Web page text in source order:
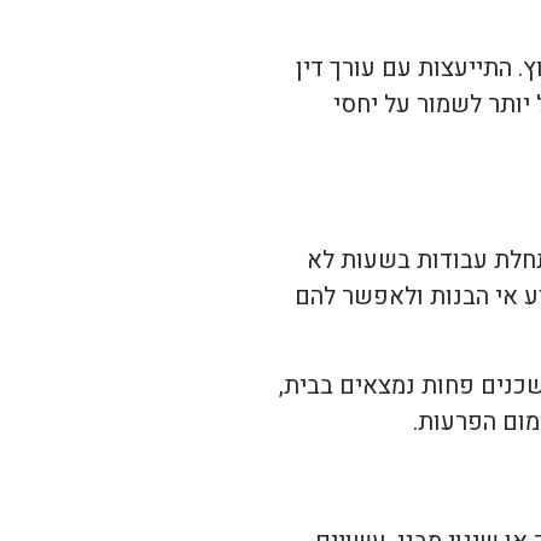
התייעצות עם עורך דין
לשמור על יחסי
עבודות בשעות לא
אי הבנות ולאפשר להם
פחות נמצאים בבית,
הפרעות.